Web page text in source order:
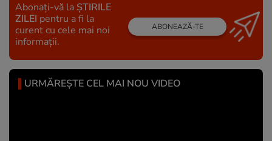
Abonați-vă la ȘTIRILE
ZILEI pentru a fi la
curent cu cele mai noi
informații.
ABONEAZĂ-TE
URMĂREȘTE CEL MAI NOU VIDEO